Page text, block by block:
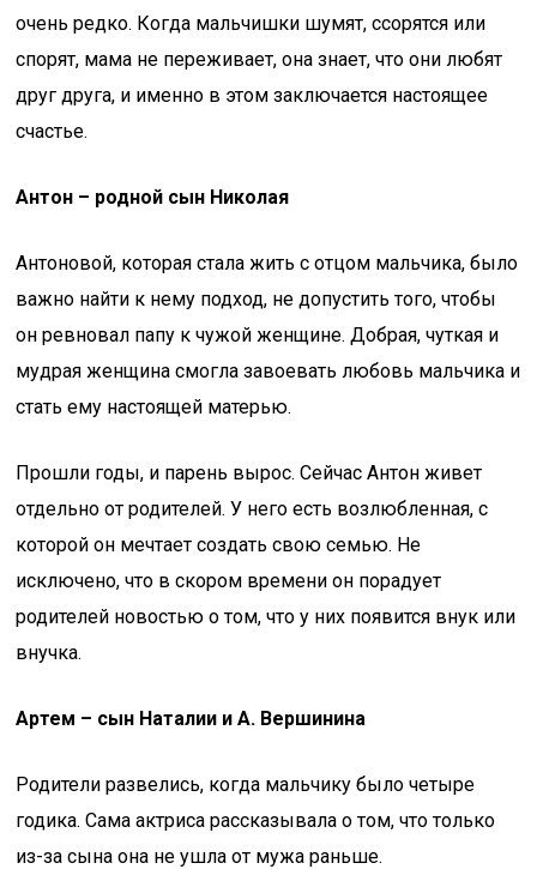
очень редко. Когда мальчишки шумят, ссорятся или
спорят, мама не переживает, она знает, что они любят
друг друга, и именно в этом заключается настоящее
счастье.
Антон – родной сын Николая
Антоновой, которая стала жить с отцом мальчика, было
важно найти к нему подход, не допустить того, чтобы
он ревновал папу к чужой женщине. Добрая, чуткая и
мудрая женщина смогла завоевать любовь мальчика и
стать ему настоящей матерью.
Прошли годы, и парень вырос. Сейчас Антон живет
отдельно от родителей. У него есть возлюбленная, с
которой он мечтает создать свою семью. Не
исключено, что в скором времени он порадует
родителей новостью о том, что у них появится внук или
внучка.
Артем – сын Наталии и А. Вершинина
Родители развелись, когда мальчику было четыре
годика. Сама актриса рассказывала о том, что только
из-за сына она не ушла от мужа раньше.